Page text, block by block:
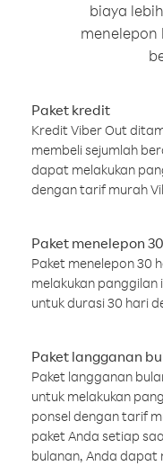
biaya
menelepon
Paket kredit
Kredit Viber Out
membeli sejumlah
dapat melakukan
dengan tarif murah
Paket menelepon
Paket menelepon 30
melakukan panggilan
untuk durasi 30 hari
Paket langganan
Paket langganan
untuk melakukan
ponsel dengan tarif
paket Anda setiap
bulanan, Anda